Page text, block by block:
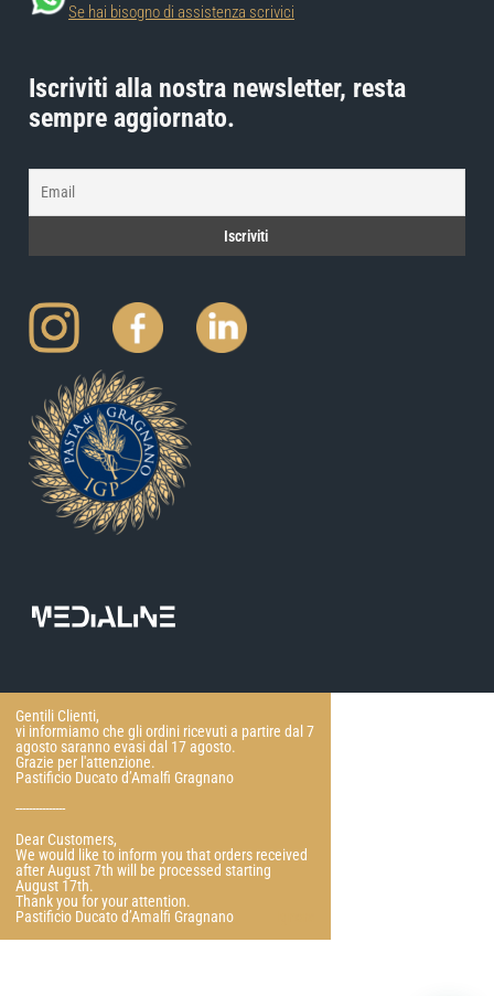
Se hai bisogno di assistenza scrivici
Iscriviti alla nostra newsletter, resta
sempre aggiornato.
Gentili Clienti,
vi informiamo che gli ordini ricevuti a partire dal 7
agosto saranno evasi dal 17 agosto.
Grazie per l'attenzione.
Pastificio Ducato d’Amalfi Gragnano
---------------
Dear Customers,
We would like to inform you that orders received
after August 7th will be processed starting
August 17th.
Thank you for your attention.
Pastificio Ducato d’Amalfi Gragnano